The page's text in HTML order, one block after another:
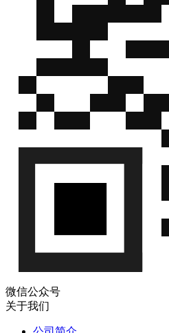
微信公众号
关于我们